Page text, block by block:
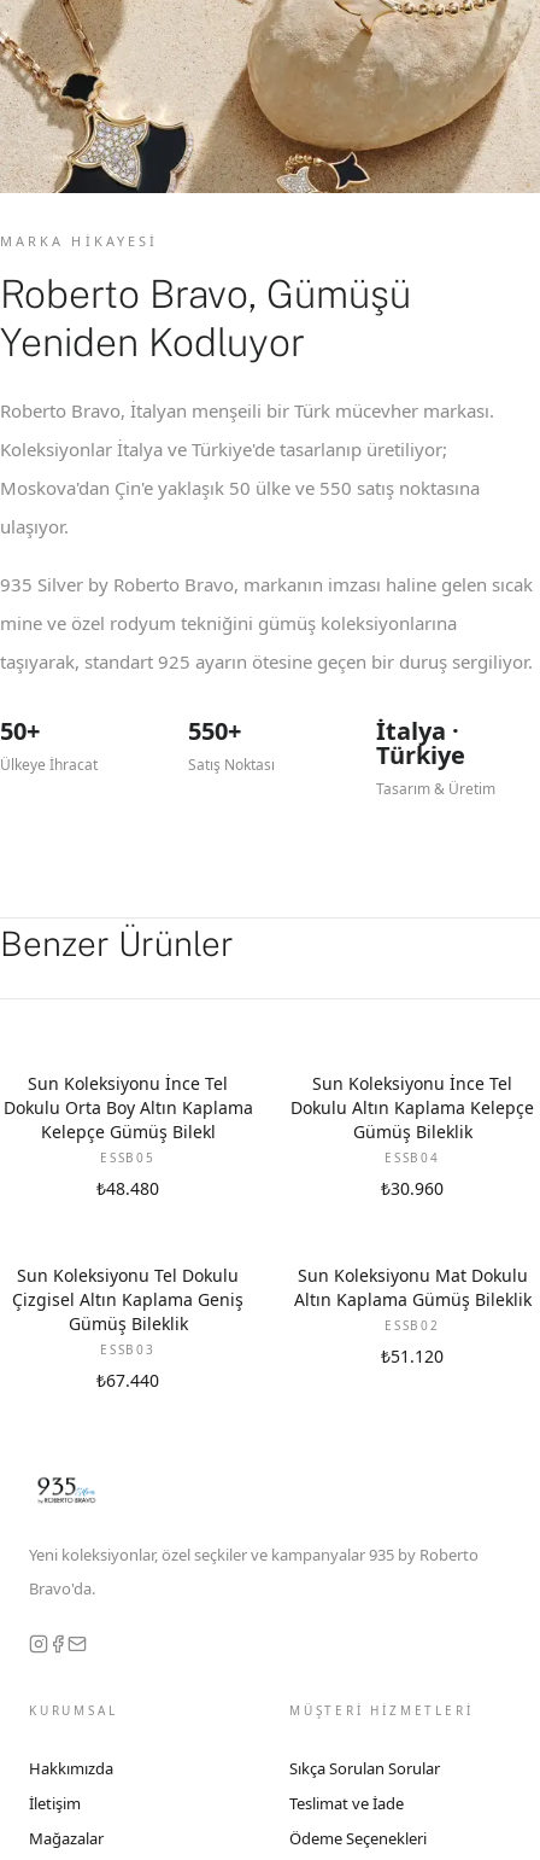
MARKA HIKAYESI
Roberto Bravo, Gümüşü
Yeniden Kodluyor
Roberto Bravo, İtalyan menşeili bir Türk mücevher markası.
Koleksiyonlar İtalya ve Türkiye'de tasarlanıp üretiliyor;
Moskova'dan Çin'e yaklaşık 50 ülke ve 550 satış noktasına
ulaşıyor.
935 Silver by Roberto Bravo, markanın imzası haline gelen sıcak
mine ve özel rodyum tekniğini gümüş koleksiyonlarına
taşıyarak, standart 925 ayarın ötesine geçen bir duruş sergiliyor.
50+
Ülkeye İhracat
550+
Satış Noktası
İtalya ·
Türkiye
Tasarım & Üretim
Benzer Ürünler
Sun Koleksiyonu İnce Tel
Dokulu Orta Boy Altın Kaplama
Kelepçe Gümüş Bilekl
ESSB05
₺48.480
Sun Koleksiyonu İnce Tel
Dokulu Altın Kaplama Kelepçe
Gümüş Bileklik
ESSB04
₺30.960
Sun Koleksiyonu Tel Dokulu
Çizgisel Altın Kaplama Geniş
Gümüş Bileklik
ESSB03
₺67.440
Sun Koleksiyonu Mat Dokulu
Altın Kaplama Gümüş Bileklik
ESSB02
₺51.120
Yeni koleksiyonlar, özel seçkiler ve kampanyalar 935 by Roberto
Bravo'da.
KURUMSAL
Hakkımızda
İletişim
Mağazalar
MÜŞTERİ HİZMETLERİ
Sıkça Sorulan Sorular
Teslimat ve İade
Ödeme Seçenekleri